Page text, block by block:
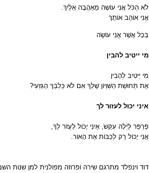
לֹא הַכֹּל אֲנִי עוֹשֶה מֵאַהֲבָה אֵלַיִךְ.
אֲנִי אוֹהֵב אוֹתָךְ
בְּכָל אֲשֶׁר אֱנִי עוֹשֶֹה
מי ייטיב להבין
מִי יֵיטִיב לְהָבִין
אֶת תְּחוּשַׁת הַשִּׁוְיוֹן שֶׁלְּךָ אִם לֹא כַּלְבְּךָ הַגִּזְעִי?
איני יכול לעזור לך
פַּרְפַּר לַיְלָה עִקֵּשֹ, אֵינִי יָכוֹל לַעֲזֹר לְךָ,
אֲנִי יָכוֹל רַק לְכַבּוֹת אֶת הָאוֹר.
דוד וינפלד מתרגם שירה ופרוזה מפולנית למן שנות